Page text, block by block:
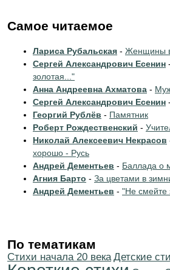
Самое читаемое
Лариса Рубальская - Женщины
Сергей Александрович Есенин -
золотая..."
Анна Андреевна Ахматова -
Сергей Александрович Есенин -
Георгий Рублёв - Памятник
Роберт Рождественский -
Николай Алексеевич Некрасов
хорошо - Русь
Андрей Дементьев - Баллада о
Агния Барто - За цветами в
Андрей Дементьев - "Не смейте
По тематикам
Cтихи начала 20 века Детские